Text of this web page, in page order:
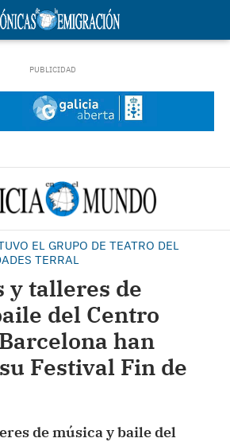
EL GRUPO DE TEATRO DEL
TERRAL
y talleres de
del Centro
han
Festival Fin de
de música y baile del